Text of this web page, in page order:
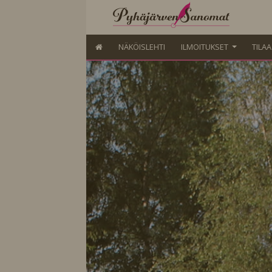
NÄKÖISLEHTI ILMOITUKSET